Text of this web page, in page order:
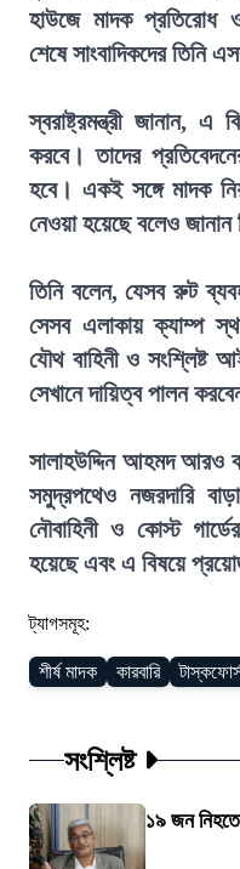
হাউজে মাদক প্রতিরোধ
শেষে সাংবাদিকদের তিনি
স্বরাষ্ট্রমন্ত্রী জানান, এ
করবে। তাদের
হবে। একই সঙ্গে মাদক
নেওয়া হয়েছে বলেও জানান
তিনি বলেন, যেসব রুট
সেসব এলাকায় ক্যাম্প
যৌথ বাহিনী ও সংশ্লিষ্ট
সেখানে দায়িত্ব পালন
সালাহউদ্দিন আহমদ আরও
সমুদ্রপথেও নজরদারি
নৌবাহিনী ও কোস্ট
হয়েছে এবং এ বিষয়ে
ট্যাগসমূহ:
শীর্ষ মাদক কারবারি
সংশ্লিষ্ট
১৯ জন